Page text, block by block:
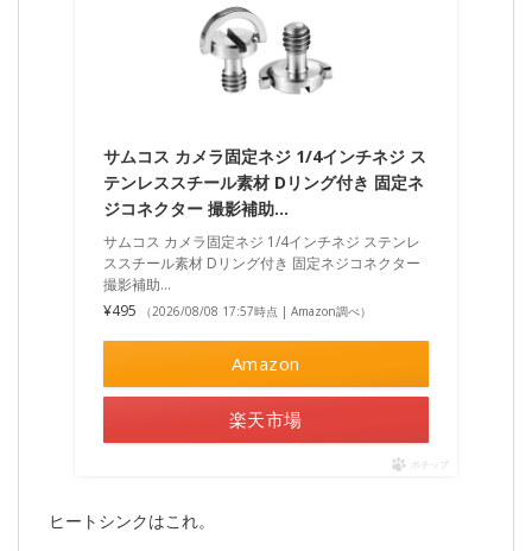
サムコス カメラ固定ネジ 1/4インチネジ ス
テンレススチール素材 Dリング付き 固定ネ
ジコネクター 撮影補助…
サムコス カメラ固定ネジ 1/4インチネジ ステンレ
ススチール素材 Dリング付き 固定ネジコネクター
撮影補助…
¥495
（2026/08/08 17:57時点 | Amazon調べ）
Amazon
楽天市場
ポチップ
ヒートシンクはこれ。